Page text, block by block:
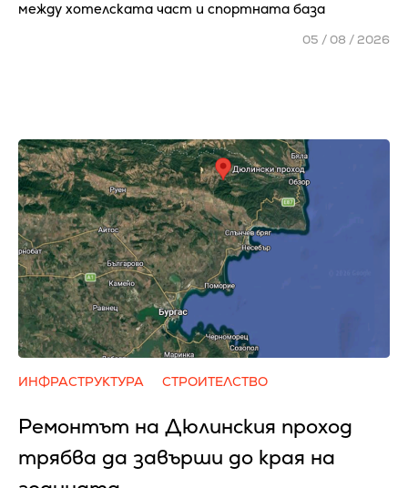
между хотелската част и спортната база
05 / 08 / 2026
ИНФРАСТРУКТУРА СТРОИТЕЛСТВО
Ремонтът на Дюлинския проход
трябва да завърши до края на